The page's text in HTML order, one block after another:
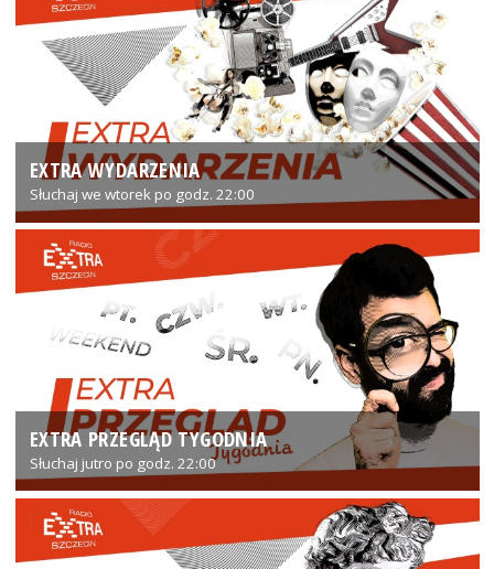
EXTRA WYDARZENIA
Słuchaj we wtorek po godz. 22:00
EXTRA PRZEGLĄD TYGODNIA
Słuchaj jutro po godz. 22:00